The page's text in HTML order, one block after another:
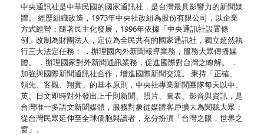
中央通訊社是中華民國的國家通訊社，是台灣最具影響力的新聞媒
體。 經歷組織改造，1973年中央社改組為股份有限公司，以企業
方式經營；隨著民主化發展，1996年依據「中央通訊社設置條
例」改制為財團法人，定位為全民共有的國家通訊社，獨立超然執
行三大法定任務： ．辦理國內外新聞報導業務，服務大眾傳播媒
體。 ．辦理國家對外新聞通訊業務，促進國際對台灣之瞭解。 ．
加強與國際新聞通訊社合作，增進國際新聞交流。 秉持「正確、
領先、客觀、翔實」的基本原則，中央社專業新聞團隊每天以中、
英、日文即時對外發出上千則新聞、照片、圖表、影音與資訊，是
台灣唯一多語文新聞媒體，服務對象從媒體客戶擴大為閱聽大眾；
從台灣民眾延伸至全球僑胞與讀者，充分扮演「台灣之眼，世界之
窗」。